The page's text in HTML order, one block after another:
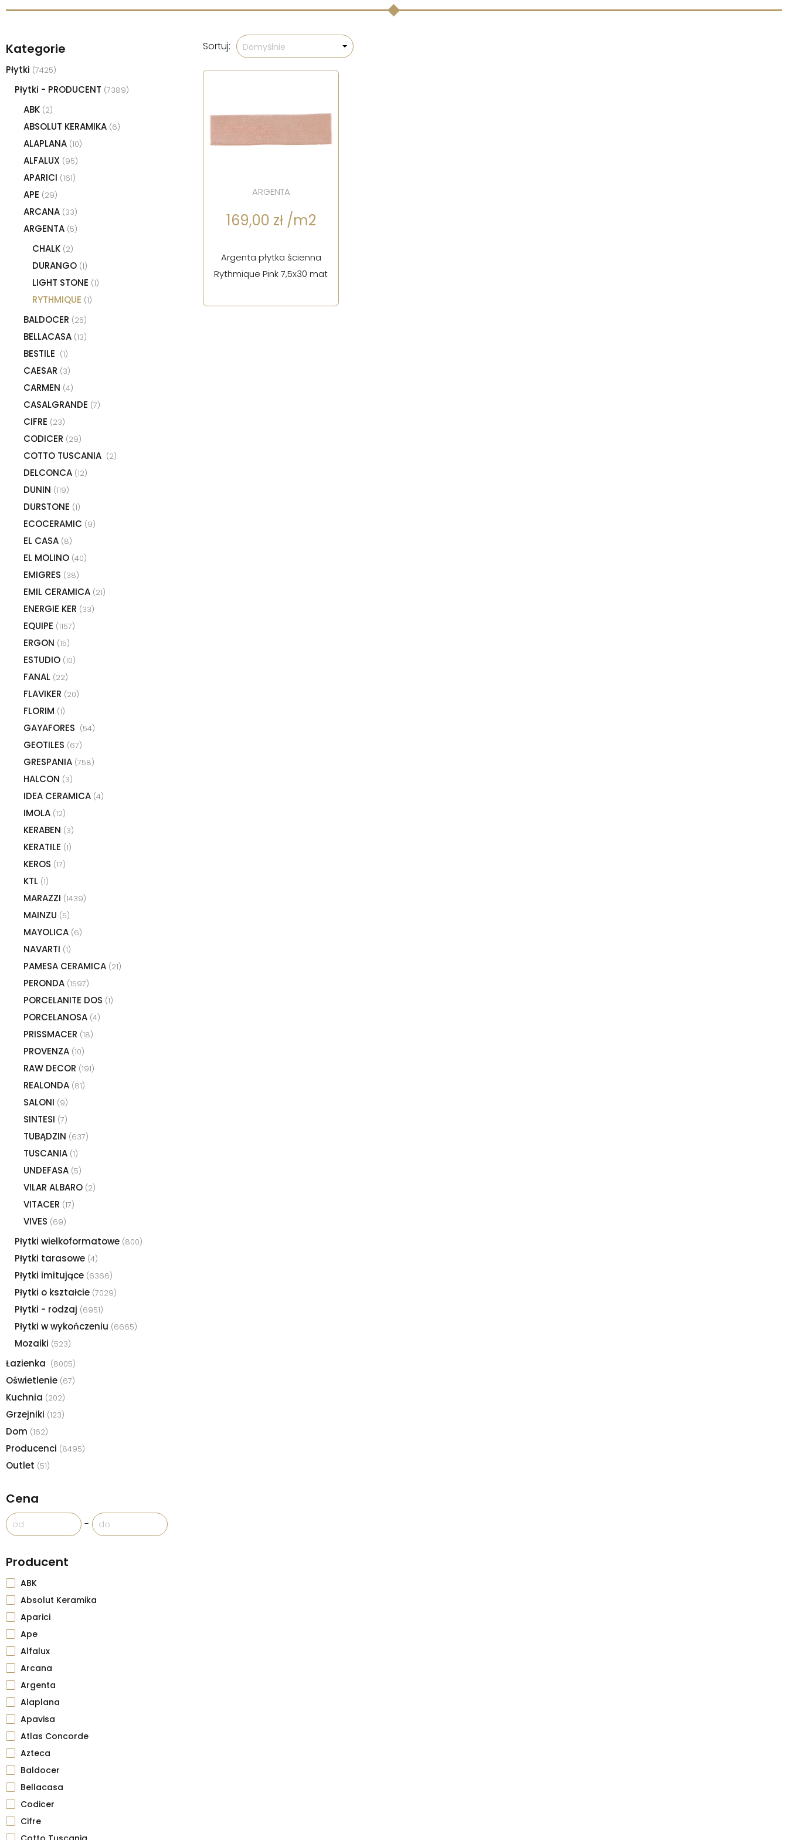
Kategorie
Płytki (7425)
Płytki - PRODUCENT (7389)
ABK (2)
ABSOLUT KERAMIKA (6)
ALAPLANA (10)
ALFALUX (95)
APARICI (161)
APE (29)
ARCANA (33)
ARGENTA (5)
CHALK (2)
DURANGO (1)
LIGHT STONE (1)
RYTHMIQUE (1)
BALDOCER (25)
BELLACASA (13)
BESTILE (1)
CAESAR (3)
CARMEN (4)
CASALGRANDE (7)
CIFRE (23)
CODICER (29)
COTTO TUSCANIA (2)
DELCONCA (12)
DUNIN (119)
DURSTONE (1)
ECOCERAMIC (9)
EL CASA (8)
EL MOLINO (40)
EMIGRES (38)
EMIL CERAMICA (21)
ENERGIE KER (33)
EQUIPE (1157)
ERGON (15)
ESTUDIO (10)
FANAL (22)
FLAVIKER (20)
FLORIM (1)
GAYAFORES (54)
GEOTILES (67)
GRESPANIA (758)
HALCON (3)
IDEA CERAMICA (4)
IMOLA (12)
KERABEN (3)
KERATILE (1)
KEROS (17)
KTL (1)
MARAZZI (1439)
MAINZU (5)
MAYOLICA (6)
NAVARTI (1)
PAMESA CERAMICA (21)
PERONDA (1597)
PORCELANITE DOS (1)
PORCELANOSA (4)
PRISSMACER (18)
PROVENZA (10)
RAW DECOR (191)
REALONDA (81)
SALONI (9)
SINTESI (7)
TUBĄDZIN (637)
TUSCANIA (1)
UNDEFASA (5)
VILAR ALBARO (2)
VITACER (17)
VIVES (69)
Płytki wielkoformatowe (800)
Płytki tarasowe (4)
Płytki imitujące (6366)
Płytki o kształcie (7029)
Płytki - rodzaj (6951)
Płytki w wykończeniu (6665)
Mozaiki (523)
Łazienka (8005)
Oświetlenie (67)
Kuchnia (202)
Grzejniki (123)
Dom (162)
Producenci (8495)
Outlet (51)
Cena
-
Producent
ABK
Absolut Keramika
Aparici
Ape
Alfalux
Arcana
Argenta
Alaplana
Apavisa
Atlas Concorde
Azteca
Baldocer
Bellacasa
Codicer
Cifre
Sortuj: Domyślnie
ARGENTA
169,00 zł /m2
Argenta płytka ścienna
Rythmique Pink 7,5x30 mat